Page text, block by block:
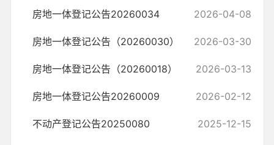
房地一体登记公告20260034 2026-04-08
房地一体登记公告（20260030） 2026-03-30
房地一体登记公告（20260018） 2026-03-13
房地一体登记公告20260009 2026-02-12
不动产登记公告20250080 2025-12-15